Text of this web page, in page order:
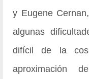
y Eugene
algunas
difícil de la